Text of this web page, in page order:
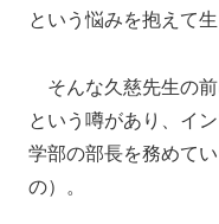
という悩みを抱えて生
そんな久慈先生の
という噂があり、イ
学部の部長を務めて
の）。